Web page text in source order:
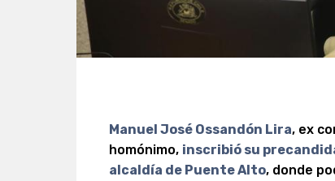
Manuel José Ossandón Lira, ex
homónimo, inscribió su
alcaldía de Puente Alto, donde